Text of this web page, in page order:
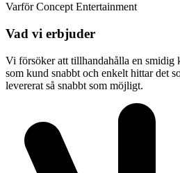
Varför Concept Entertainment
Vad vi erbjuder
Vi försöker att tillhandahålla en smidig
som kund snabbt och enkelt hittar det
levererat så snabbt som möjligt.